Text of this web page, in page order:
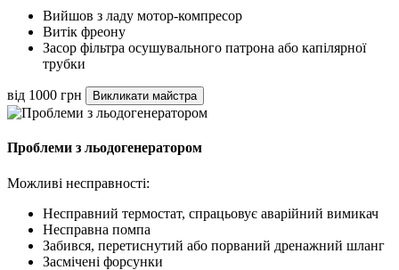
Вийшов з ладу мотор-компресор
Витік фреону
Засор фільтра осушувального патрона або капілярної
трубки
від 1000 грн Викликати майстра
Проблеми з льодогенератором
Можливі несправності:
Несправний термостат, спрацьовує аварійний вимикач
Несправна помпа
Забився, перетиснутий або порваний дренажний шланг
Засмічені форсунки